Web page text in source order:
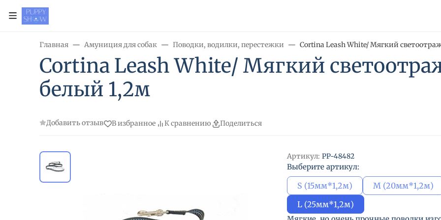
Главная Амуниция для собак Поводки, водилки, перестежки Cortina Leash White/ Мягкий
Cortina Leash White/ Мягкий
белый 1,2м
Добавить отзыв В избранное К сравнению Поделиться
Артикул: PP-48482
Выберите артикул:
S (15мм*1,2м)
M (20мм*1,2м)
L (25мм*1,2м)